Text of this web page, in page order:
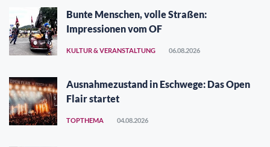
Bunte Menschen, volle Straßen:
Impressionen vom OF
KULTUR & VERANSTALTUNG 06.08.2026
Ausnahmezustand in Eschwege: Das Open
Flair startet
TOPTHEMA 04.08.2026